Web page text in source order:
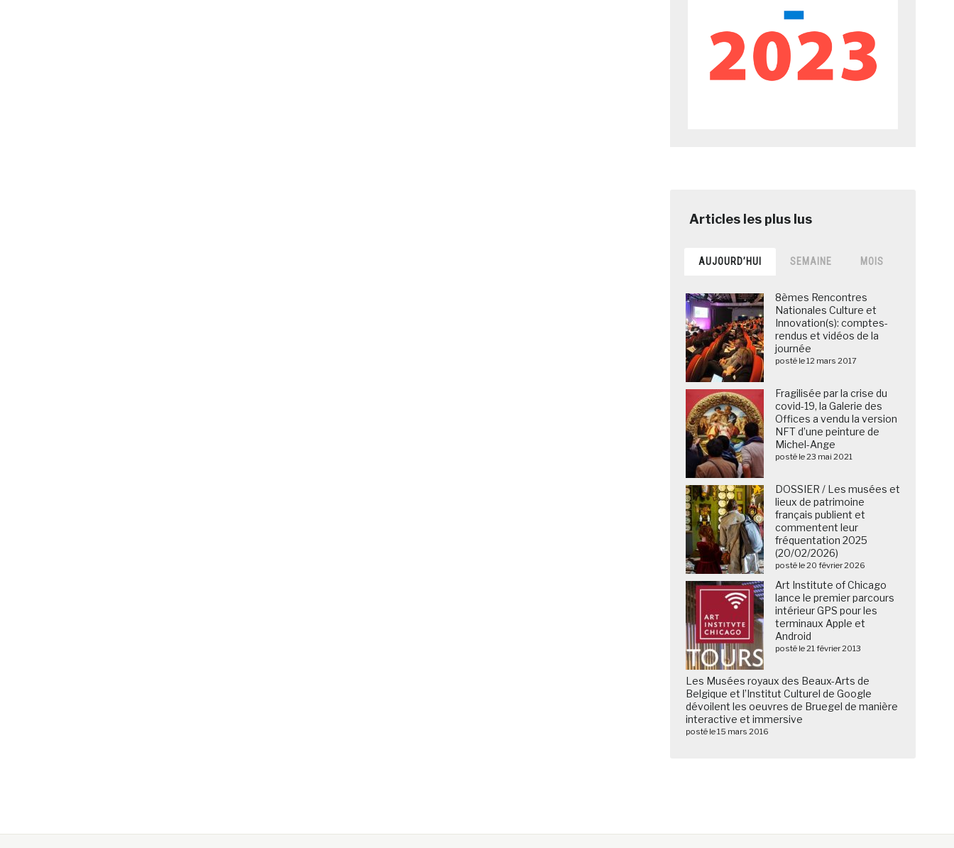
AUJOURD’HUI SEMAINE MOIS
8èmes Rencontres
Nationales Culture et
Innovation(s): comptes-
rendus et vidéos de la
journée
posté le 12 mars 2017
Fragilisée par la crise du
covid-19, la Galerie des
Offices a vendu la version
NFT d’une peinture de
Michel-Ange
posté le 23 mai 2021
DOSSIER / Les musées et
lieux de patrimoine
français publient et
commentent leur
fréquentation 2025
(20/02/2026)
posté le 20 février 2026
Art Institute of Chicago
lance le premier parcours
intérieur GPS pour les
terminaux Apple et
Android
posté le 21 février 2013
Les Musées royaux des Beaux-Arts de
Belgique et l’Institut Culturel de Google
dévoilent les oeuvres de Bruegel de manière
interactive et immersive
posté le 15 mars 2016